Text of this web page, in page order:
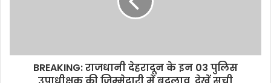
BREAKING: राजधानी देहरादून के इन 03 पुलिस